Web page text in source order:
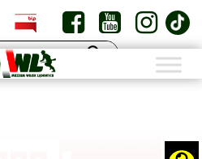
PL EN